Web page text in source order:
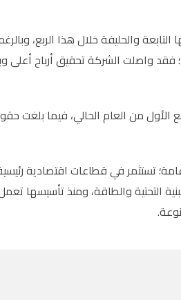
والحليفةخلال هذا الربع،
؛فقد واصلت الشركة تحقيق أرباح أعلى
709.6 مليون دولار في نهاية الربع الأول من العام
تستثمر في قطاعات اقتصادية
التحتية والطاقة، ومنذ تأسيسها
.